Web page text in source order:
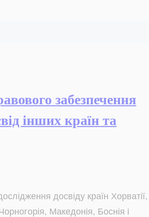
забезпечення
інших країн та
досвіду країн Хорватії,
Македонія, Боснія і